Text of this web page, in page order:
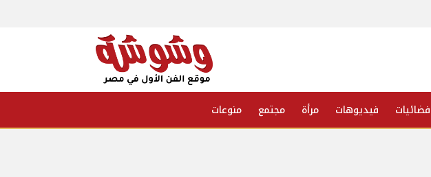
فضائيات فيديوهات مرأة مجتمع منوعات